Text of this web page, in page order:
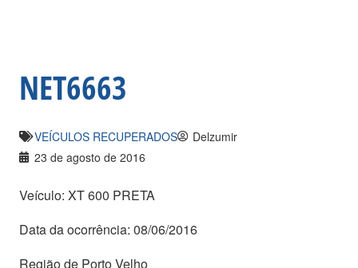
NET6663
VEÍCULOS RECUPERADOS
Delzumir
23 de agosto de 2016
Veículo: XT 600 PRETA
Data da ocorrência: 08/06/2016
Região de Porto Velho